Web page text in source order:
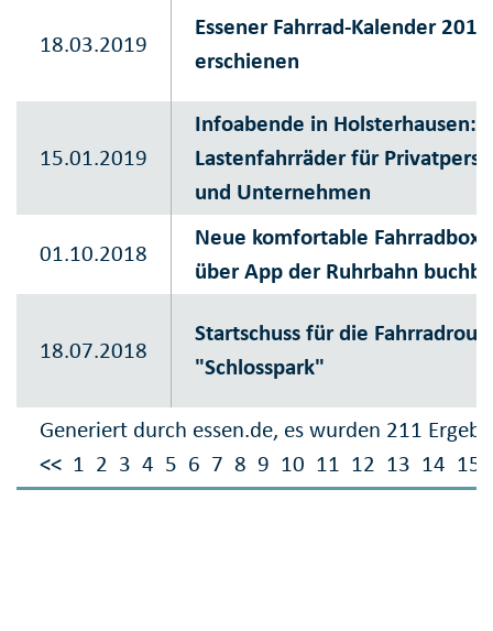
Generiert durch essen.de, es wurden 211
<< 1 2 3 4 5 6 7 8 9 10 11 12 13 14 15
18.03.2019
Essener Fahrrad-Kalender 2019
erschienen
15.01.2019
Infoabende in Holsterhausen:
Lastenfahrräder für
und Unternehmen
01.10.2018
Neue komfortable
über App der Ruhrbahn
18.07.2018
Startschuss für die
"Schlosspark"